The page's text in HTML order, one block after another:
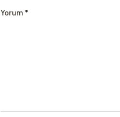
Yorum *